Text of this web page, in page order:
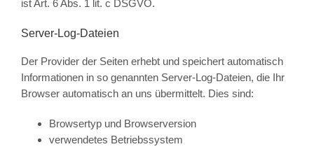
ist Art. 6 Abs. 1 lit. c DSGVO.
Server-Log-Dateien
Der Provider der Seiten erhebt und speichert automatisch
Informationen in so genannten Server-Log-Dateien, die Ihr
Browser automatisch an uns übermittelt. Dies sind:
Browsertyp und Browserversion
verwendetes Betriebssystem